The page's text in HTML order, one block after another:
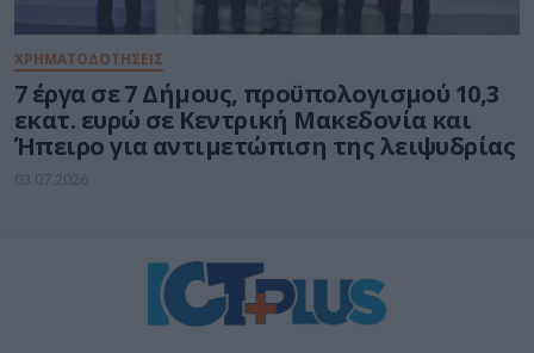
ΧΡΗΜΑΤΟΔΟΤΗΣΕΙΣ
7 έργα σε 7 Δήμους, προϋπολογισμού 10,3
εκατ. ευρώ σε Κεντρική Μακεδονία και
Ήπειρο για αντιμετώπιση της λειψυδρίας
03.07.2026